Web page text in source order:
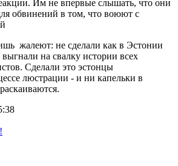
Им не впервые слышать, что они
обвинений в том, что воюют с
жалеют: не сделали как в Эстонии
на свалку истории всех
Сделали это эстонцы
люстрации - и ни капельки в